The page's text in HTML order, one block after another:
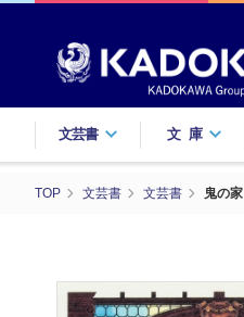
文芸書 文庫
TOP 文芸書 文芸書 鬼の家